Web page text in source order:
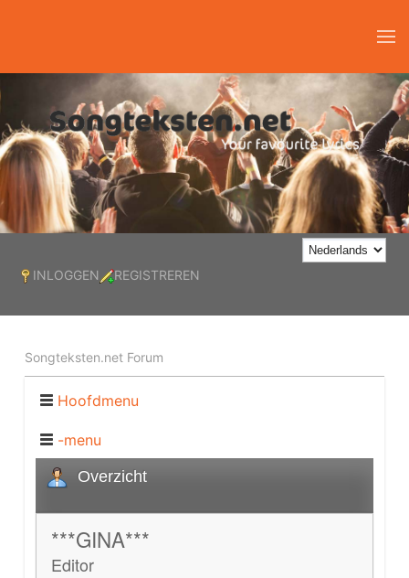
INLOGGEN REGISTREREN
Songteksten.net Forum
Hoofdmenu
-menu
Overzicht
***GINA***
Editor